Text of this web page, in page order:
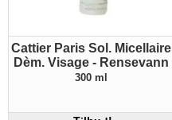
Cattier Paris Sol. Micellaire
Dèm. Visage - Rensevann
300 ml